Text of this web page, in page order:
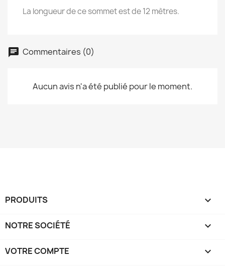
La longueur de ce sommet est de 12 mètres.
Commentaires (0)
Aucun avis n'a été publié pour le moment.
PRODUITS 
NOTRE SOCIÉTÉ 
VOTRE COMPTE 